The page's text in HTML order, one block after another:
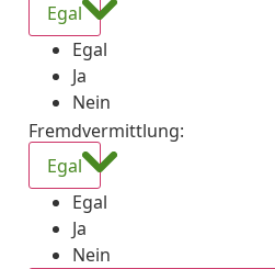
Egal
Egal
Ja
Nein
Fremdvermittlung:
Egal
Egal
Ja
Nein